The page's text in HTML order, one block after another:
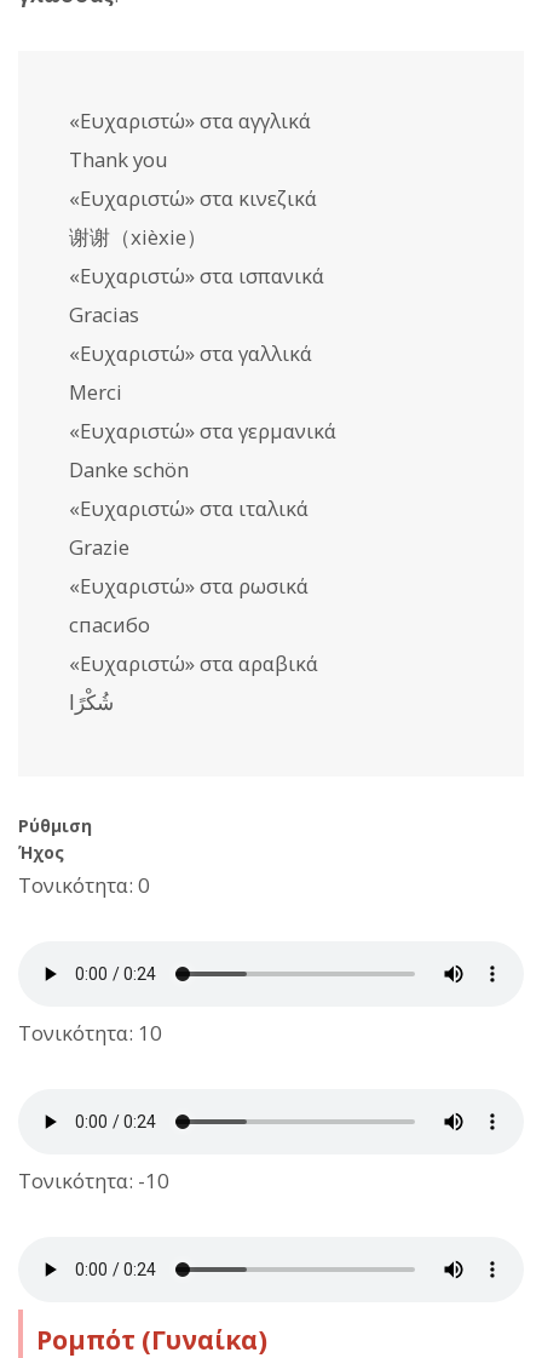
«Ευχαριστώ» στα αγγλικά
Thank you
«Ευχαριστώ» στα κινεζικά
谢谢（xièxie）
«Ευχαριστώ» στα ισπανικά
Gracias
«Ευχαριστώ» στα γαλλικά
Merci
«Ευχαριστώ» στα γερμανικά
Danke schön
«Ευχαριστώ» στα ιταλικά
Grazie
«Ευχαριστώ» στα ρωσικά
спасибо
«Ευχαριστώ» στα αραβικά
شُكْرًا
Ρύθμιση
Ήχος
Τονικότητα: 0
Τονικότητα: 10
Τονικότητα: -10
Ρομπότ (Γυναίκα)